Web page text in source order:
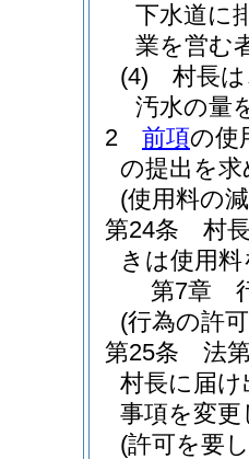
下水道に
業を営む
(4)
村長
汚水の量
2
前項の使
の提出を
(使用料の
第24条
村
きは使用
第7章
(行為の許
第25条
法
村長に届
事項を変
(許可を要